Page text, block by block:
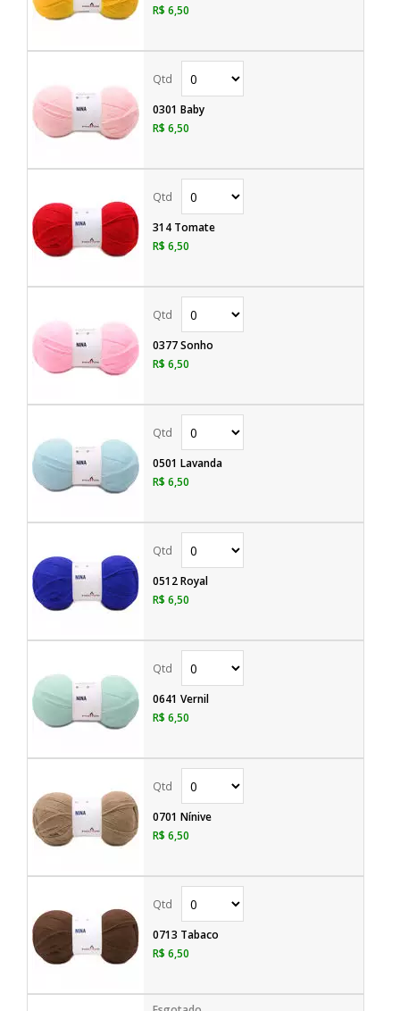
R$ 6,50
0301 Baby
R$ 6,50
314 Tomate
R$ 6,50
0377 Sonho
R$ 6,50
0501 Lavanda
R$ 6,50
0512 Royal
R$ 6,50
0641 Vernil
R$ 6,50
0701 Nínive
R$ 6,50
0713 Tabaco
R$ 6,50